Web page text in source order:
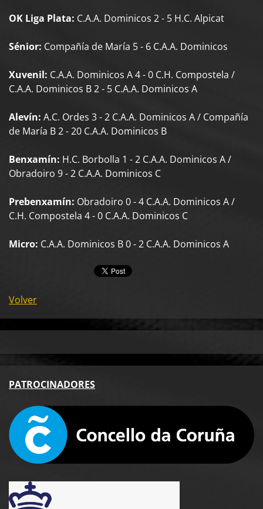
OK Liga Plata: C.A.A. Dominicos 2 - 5 H.C. Alpicat
Sénior: Compañía de María 5 - 6 C.A.A. Dominicos
Xuvenil: C.A.A. Dominicos A 4 - 0 C.H. Compostela /
C.A.A. Dominicos B 2 - 5 C.A.A. Dominicos A
Alevín: A.C. Ordes 3 - 2 C.A.A. Dominicos A / Compañía
de María B 2 - 20 C.A.A. Dominicos B
Benxamín: H.C. Borbolla 1 - 2 C.A.A. Dominicos A /
Obradoiro 9 - 2 C.A.A. Dominicos C
Prebenxamín: Obradoiro 0 - 4 C.A.A. Dominicos A /
C.H. Compostela 4 - 0 C.A.A. Dominicos C
Micro: C.A.A. Dominicos B 0 - 2 C.A.A. Dominicos A
Volver
PATROCINADORES